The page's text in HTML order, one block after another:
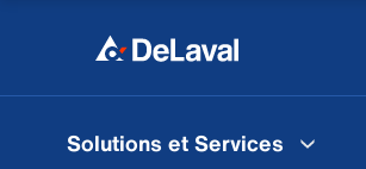
Solutions et Services